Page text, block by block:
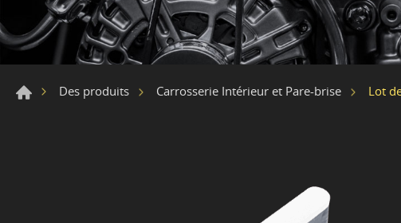
Des produits Carrosserie Intérieur et Pare-brise Lot